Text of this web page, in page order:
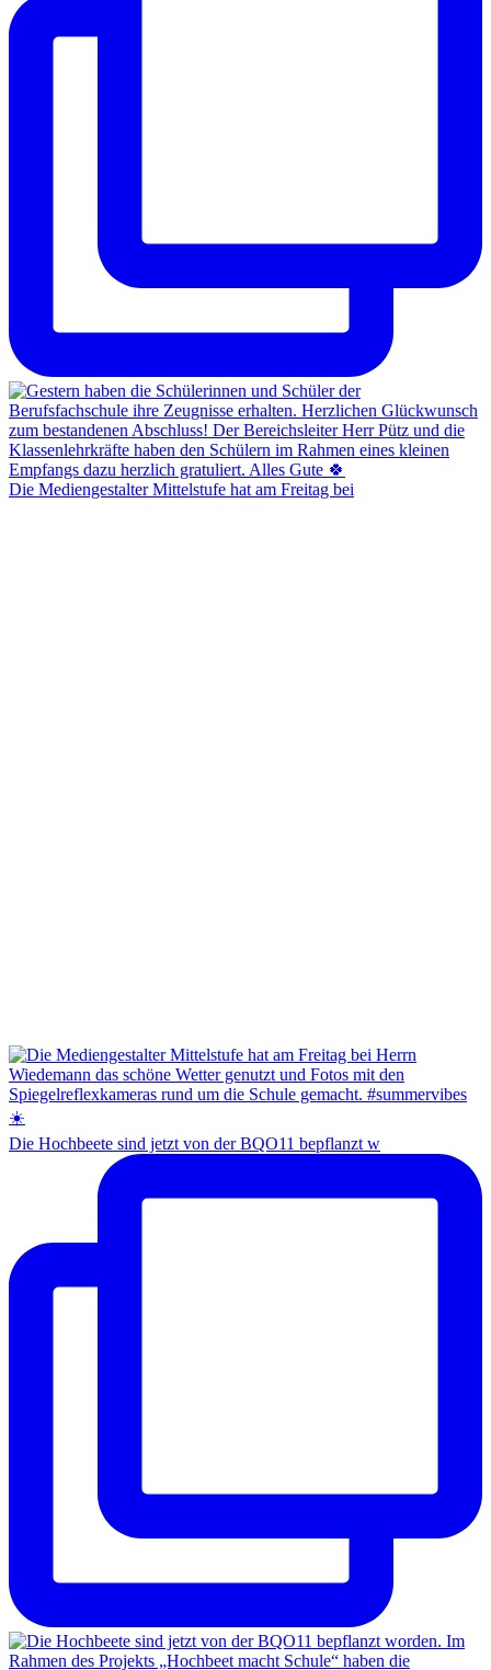
Die Mediengestalter Mittelstufe hat am Freitag bei
Die Hochbeete sind jetzt von der BQO11 bepflanzt w